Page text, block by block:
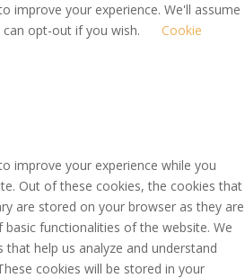
improve your experience. We'll assume
opt-out if you wish.
Cookie
improve your experience while you
Out of these cookies, the cookies that
are stored on your browser as they are
functionalities of the website. We
help us analyze and understand
cookies will be stored in your